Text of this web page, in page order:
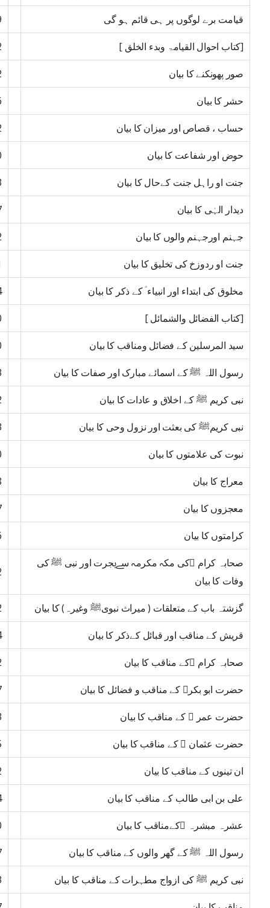
قیامت برے لوگوں پر ہی قائم ہو گی
[کتاب احوال القیامۃ وبدء الخلق ]
صور پھونکنے کا بیان
حشر کا بیان
حساب ، قصاص اور میزان کا بیان
حوض اور شفاعت کا بیان
جنت او راہل جنت کےحال کا بیان
دیدار الہٰی کا بیان
جہنم اورجہنم والوں کا بیان
جنت او ردوزخ کی تخلیق کا بیان
مخلوق کی ابتداء اور انبیاء ؑ کے ذکر کا بیان
[کتاب الفضائل والشمائل ]
سید المرسلین کے فضائل ومناقب کا بیان
رسول اللہ ﷺ کے اسمائے مبارک اور صفات کا بیان
نبی کریم ﷺ کے اخلاق و عادات کا بیان
نبی کریمﷺ کی بعثت اور نزول وحی کا بیان
نبوت کی علامتوں کا بیان
معراج کا بیان
معجزوں کا بیان
کرامتوں کا بیان
صحابہ کرام ﷢کی مکہ مکرمہ سےہجرت اور نبی ﷺ کی
وفات کا بیان
گزشتہ باب کے متعلقات ( میراث نبویﷺ وغیرہ) کا بیان
قریش کے مناقب اور قبائل کےذکر کا بیان
صحابہ کرام ﷢کے مناقب کا بیان
حضرت ابو بکر﷜ کے مناقب و فضائل کا بیان
حضرت عمر ﷜ کے مناقب کا بیان
حضرت عثمان ﷜ کے مناقب کا بیان
ان تینوں کے مناقب کا بیان
علی بن ابی طالب کے مناقب کا بیان
عشرہ مبشرہ ﷢کےمناقب کا بیان
رسول اللہ ﷺ کے گھر والوں کے مناقب کا بیان
نبی کریم ﷺ کی ازواج مطہرات کے مناقب کا بیان